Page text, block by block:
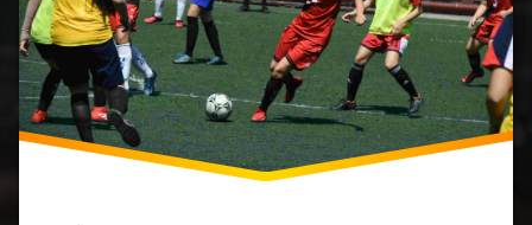
Rovnováha
a
koordinace
sebevědomí
a psychika